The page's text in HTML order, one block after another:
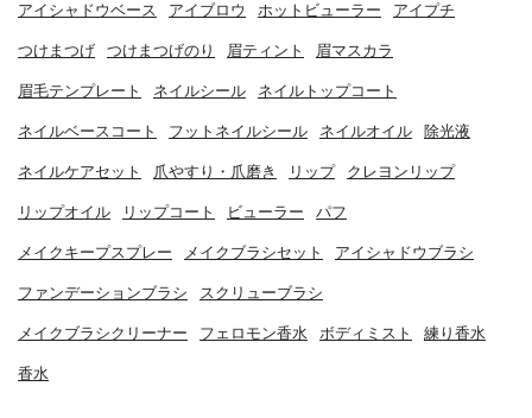
アイシャドウベース アイブロウ ホットビューラー アイプチ
つけまつげ つけまつげのり 眉ティント 眉マスカラ
眉毛テンプレート ネイルシール ネイルトップコート
ネイルベースコート フットネイルシール ネイルオイル 除光液
ネイルケアセット 爪やすり・爪磨き リップ クレヨンリップ
リップオイル リップコート ビューラー パフ
メイクキープスプレー メイクブラシセット アイシャドウブラシ
ファンデーションブラシ スクリューブラシ
メイクブラシクリーナー フェロモン香水 ボディミスト 練り香水
香水